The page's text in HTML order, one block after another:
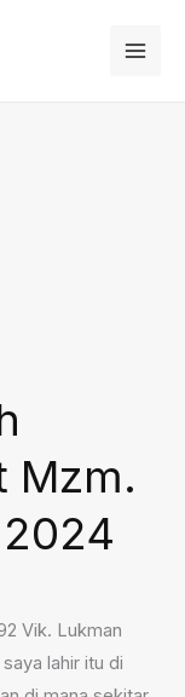
Mzm.
Vik. Lukman
lahir itu di